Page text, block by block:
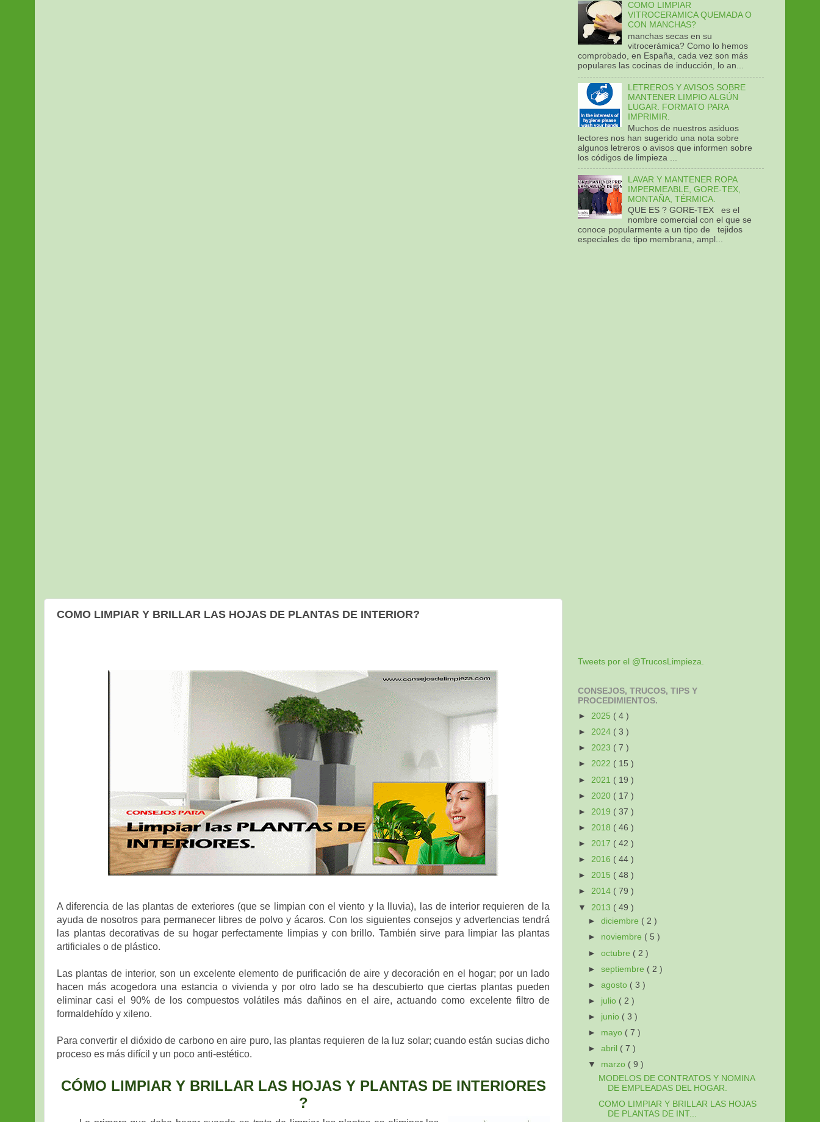
COMO LIMPIAR Y BRILLAR LAS HOJAS DE PLANTAS DE INTERIOR?
A diferencia de las plantas de exteriores (que se limpian con el viento y la lluvia), las de interior requieren de la
ayuda de nosotros para permanecer libres de polvo y ácaros. Con los siguientes consejos y advertencias tendrá
las plantas decorativas de su hogar perfectamente limpias y con brillo. También sirve para limpiar las plantas
artificiales o de plástico.
Las plantas de interior, son un excelente elemento de purificación de aire y decoración en el hogar; por un lado
hacen más acogedora una estancia o vivienda y por otro lado se ha descubierto que ciertas plantas pueden
eliminar casi el 90% de los compuestos volátiles más dañinos en el aire, actuando como excelente filtro de
formaldehído y xileno.
Para convertir el dióxido de carbono en aire puro, las plantas requieren de la luz solar; cuando están sucias dicho
proceso es más difícil y un poco anti-estético.
CÓMO LIMPIAR Y BRILLAR LAS HOJAS Y PLANTAS DE INTERIORES
?
COMO LIMPIAR
VITROCERAMICA QUEMADA O
CON MANCHAS?
manchas secas en su
vitrocerámica? Como lo hemos
comprobado, en España, cada vez son más
populares las cocinas de inducción, lo an...
LETREROS Y AVISOS SOBRE
MANTENER LIMPIO ALGÚN
LUGAR. FORMATO PARA
IMPRIMIR.
Muchos de nuestros asiduos
lectores nos han sugerido una nota sobre
algunos letreros o avisos que informen sobre
los códigos de limpieza ...
LAVAR Y MANTENER ROPA
IMPERMEABLE, GORE-TEX,
MONTAÑA, TÉRMICA.
QUE ES ? GORE-TEX es el
nombre comercial con el que se
conoce popularmente a un tipo de tejidos
especiales de tipo membrana, ampl...
Tweets por el @TrucosLimpieza.
CONSEJOS, TRUCOS, TIPS Y
PROCEDIMIENTOS.
► 2025 ( 4 )
► 2024 ( 3 )
► 2023 ( 7 )
► 2022 ( 15 )
► 2021 ( 19 )
► 2020 ( 17 )
► 2019 ( 37 )
► 2018 ( 46 )
► 2017 ( 42 )
► 2016 ( 44 )
► 2015 ( 48 )
► 2014 ( 79 )
▼ 2013 ( 49 )
►diciembre ( 2 )
► noviembre ( 5 )
►octubre ( 2 )
►septiembre ( 2 )
►agosto ( 3 )
► julio ( 2 )
► junio ( 3 )
► mayo ( 7 )
►abril ( 7 )
▼ marzo ( 9 )
MODELOS DE CONTRATOS Y NOMINA
DE EMPLEADAS DEL HOGAR.
COMO LIMPIAR Y BRILLAR LAS HOJAS
DE PLANTAS DE INT...